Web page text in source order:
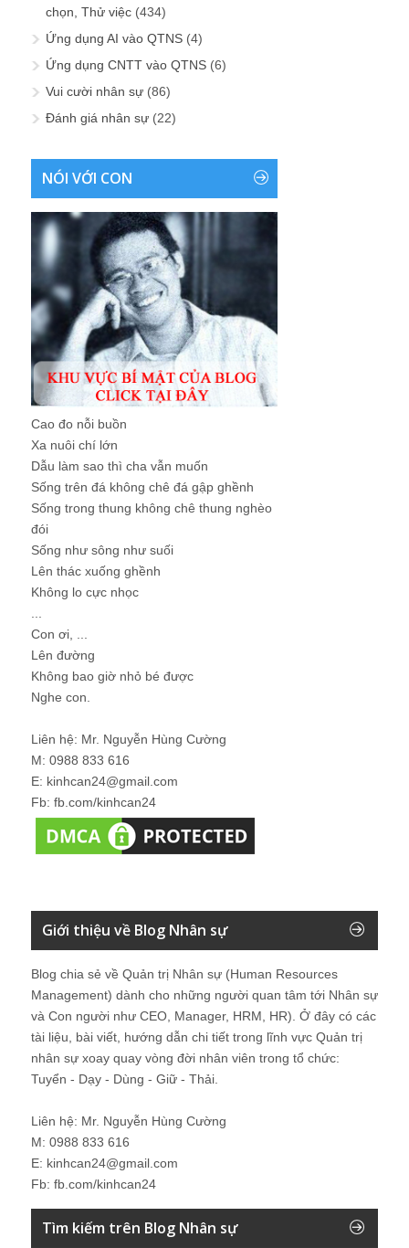
chọn, Thử việc (434)
Ứng dụng AI vào QTNS (4)
Ứng dụng CNTT vào QTNS (6)
Vui cười nhân sự (86)
Đánh giá nhân sự (22)
NÓI VỚI CON
Cao đo nỗi buồn
Xa nuôi chí lớn
Dẫu làm sao thì cha vẫn muốn
Sống trên đá không chê đá gập ghềnh
Sống trong thung không chê thung nghèo
đói
Sống như sông như suối
Lên thác xuống ghềnh
Không lo cực nhọc
Con ơi, ...
Lên đường
Không bao giờ nhỏ bé được
Nghe con.
Liên hệ: Mr. Nguyễn Hùng Cường
M: 0988 833 616
E: kinhcan24@gmail.com
Fb: fb.com/kinhcan24
Giới thiệu về Blog Nhân sự
Blog chia sẻ về Quản trị Nhân sự (Human Resources
Management) dành cho những người quan tâm tới Nhân sự
và Con người như CEO, Manager, HRM, HR). Ở đây có các
tài liệu, bài viết, hướng dẫn chi tiết trong lĩnh vực Quản trị
nhân sự xoay quay vòng đời nhân viên trong tổ chức:
Tuyển - Dạy - Dùng - Giữ - Thải.
Liên hệ: Mr. Nguyễn Hùng Cường
M: 0988 833 616
E: kinhcan24@gmail.com
Fb: fb.com/kinhcan24
Tìm kiếm trên Blog Nhân sự